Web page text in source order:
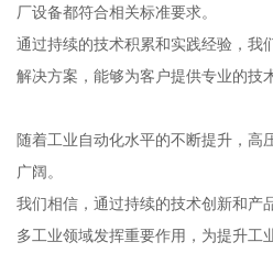
厂设备都符合相关标准要求。
通过持续的技术积累和实践经验，我
解决方案，能够为客户提供专业的技
随着工业自动化水平的不断提升，高
广阔。
我们相信，通过持续的技术创新和产
多工业领域发挥重要作用，为提升工